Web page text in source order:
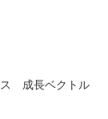
成長ベクトル